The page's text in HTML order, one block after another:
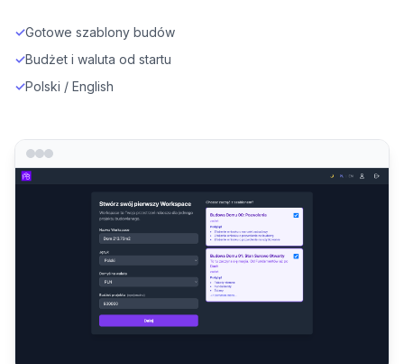
✓Gotowe szablony budów
✓Budżet i waluta od startu
✓Polski / English